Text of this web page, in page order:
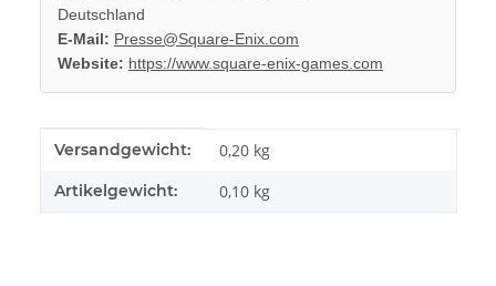
Deutschland
E-Mail: Presse@Square-Enix.com
Website: https://www.square-enix-games.com
Produkteigenschaft
Wert
Versandgewicht: 0,20 kg
Artikelgewicht: 0,10 kg